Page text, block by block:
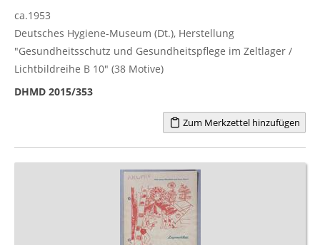
ca.1953
Deutsches Hygiene-Museum (Dt.), Herstellung
"Gesundheitsschutz und Gesundheitspflege im Zeltlager /
Lichtbildreihe B 10" (38 Motive)
DHMD 2015/353
Zum Merkzettel hinzufügen